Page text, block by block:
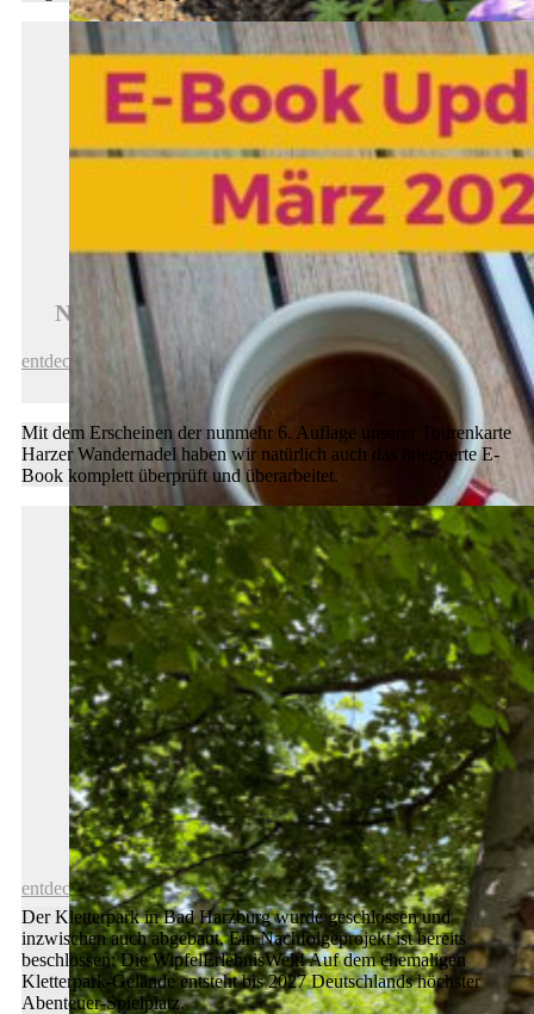
Neue Auflage der Tourenkarte erschienen
entdecken
E-Book kontrolliert und aktualisiert
entdecken
Mit dem Erscheinen der nunmehr 6. Auflage unserer Tourenkarte
Harzer Wandernadel haben wir natürlich auch das integrierte E-
Book komplett überprüft und überarbeitet.
Der Kletterpark in Bad Harzburg wurde geschlossen und
inzwischen auch abgebaut. Ein Nachfolgeprojekt ist bereits
beschlossen: Die WipfelErlebnisWelt! Auf dem ehemaligen
Kletterpark-Gelände entsteht bis 2027 Deutschlands höchster
Abenteuer-Spielplatz.